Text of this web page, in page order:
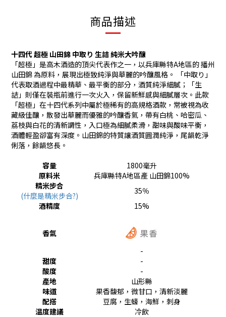
商品描述
十四代 超極 山田錦 中取り 生詰 純米大吟釀
「超極」是高木酒造的頂尖代表作之一，以兵庫縣特A地區的 播州
山田錦 為原料，展現出極致純淨與華麗的吟釀風格。 「中取り」
代表取酒過程中最精華、最平衡的部分，酒質純淨細膩；「生
詰」則僅在裝瓶前進行一次火入，保留新鮮感與細膩層次。此款
「超極」在十四代系列中屬於極稀有的高規格酒款，常被視為收
藏級佳釀，散發出華麗而優雅的吟釀香氣，帶有白桃、哈密瓜、
荔枝與白花的清新調性，入口極為細膩柔滑，甜味與酸味平衡，
酒體輕盈卻富有深度。山田錦的特質讓酒質圓潤純淨，尾韻乾淨
俐落，餘韻悠長。
容量
1800毫升
原料米
兵庫縣特A地區產 山田錦100%
精米步合
(什麼是精米步合?)
35％
酒精度
15%
香氣
-
甜度
-
酸度
-
產地
山形縣
味道
果香馥郁，微甘口，清新淡麗
配搭
豆腐，生蠔，海鮮，刺身
温度建議
冷飲